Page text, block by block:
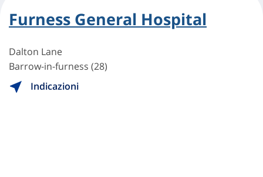
Furness General Hospital
Dalton Lane
Barrow-in-furness (28)
Indicazioni